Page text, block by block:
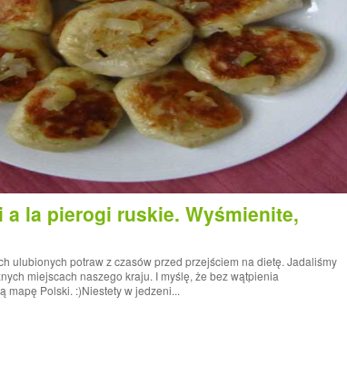
a la pierogi ruskie. Wyśmienite,
ulubionych potraw z czasów przed przejściem na dietę. Jadaliśmy
miejscach naszego kraju. I myślę, że bez wątpienia
mapę Polski. :)Niestety w jedzeni...